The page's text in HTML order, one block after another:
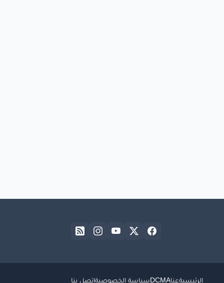
الرئيسيةعناDCMAسياسة الخصوصيةاتصل بنا